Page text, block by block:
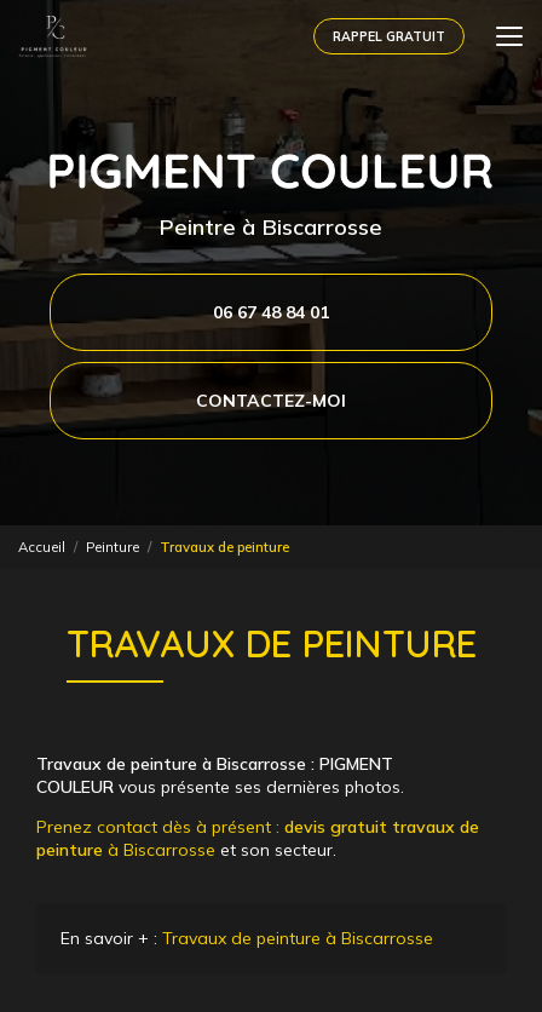
contenu
RAPPEL GRATUIT
Peintre à Biscarrosse
06 67 48 84 01
CONTACTEZ-MOI
Accueil Peinture Travaux de peinture
TRAVAUX DE PEINTURE
Travaux de peinture à Biscarrosse : PIGMENT
COULEUR vous présente ses dernières photos.
Prenez contact dès à présent : devis gratuit travaux de
peinture à Biscarrosse et son secteur.
En savoir + : Travaux de peinture à Biscarrosse